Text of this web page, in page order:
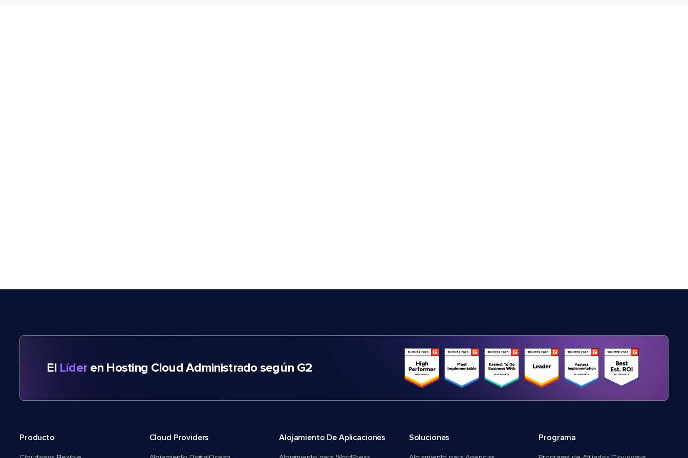
El Líder en Hosting Cloud Administrado según G2
Producto Cloud Providers Alojamiento De Aplicaciones Soluciones Programa